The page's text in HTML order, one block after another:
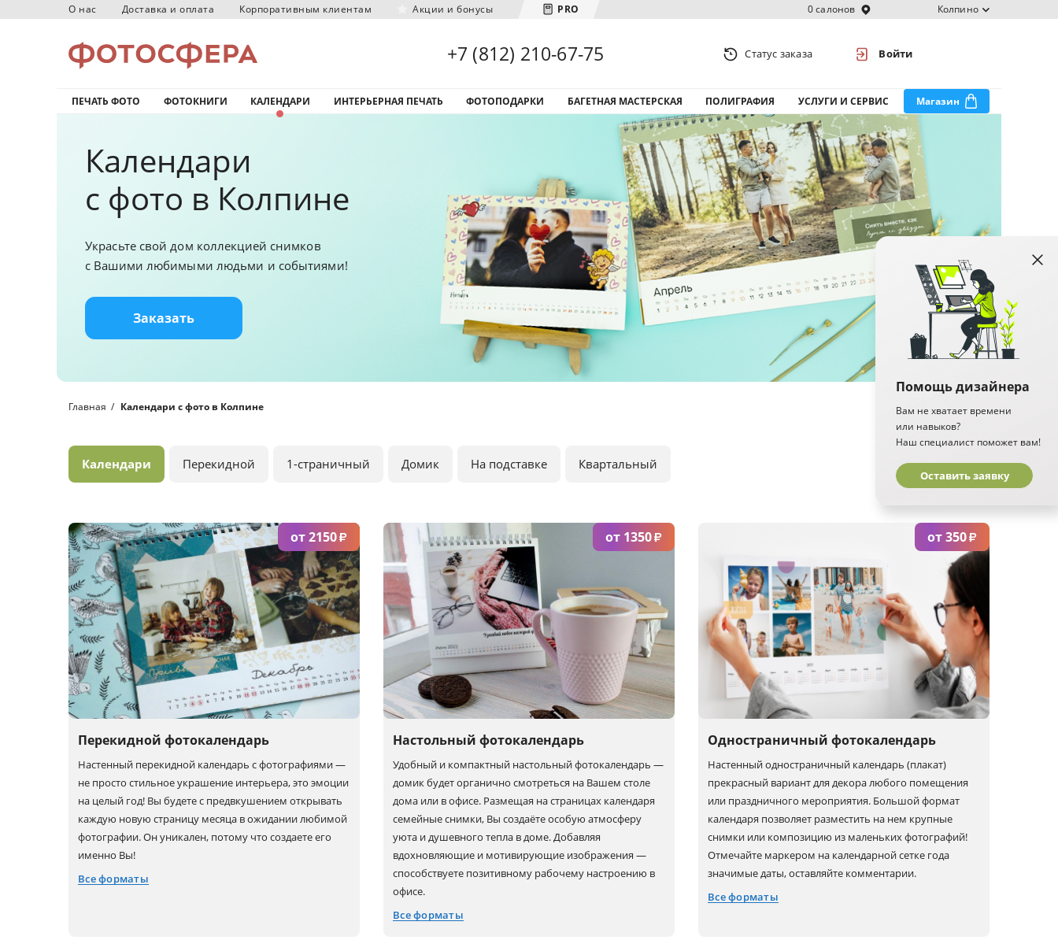
О нас Доставка и оплата Корпоративным клиентам Акции и бонусы PRO 0 салонов Колпино
Загрузка городов...
+7 (812) 210-67-75 Статус заказа Войти
ПЕЧАТЬ ФОТО ФОТОКНИГИ КАЛЕНДАРИ ИНТЕРЬЕРНАЯ ПЕЧАТЬ ФОТОПОДАРКИ БАГЕТНАЯ МАСТЕРСКАЯ ПОЛИГРАФИЯ УСЛУГИ И СЕРВИС Магазин
Помощь дизайнера
Вам не хватает времени
или навыков?
Наш специалист поможет вам!
Оставить заявку
Календари
с фото в Колпине
Украсьте свой дом коллекцией снимков
с Вашими любимыми людьми и событиями!
Заказать
Срок
изготовления
Главная Календари с фото в Колпине
Календари Перекидной 1-страничный Домик На подставке Квартальный
Перекидной фотокалендарь
от 2150₽
Настенный перекидной календарь с фотографиями —
не просто стильное украшение интерьера, это эмоции
на целый год! Вы будете с предвкушением открывать
каждую новую страницу месяца в ожидании любимой
фотографии. Он уникален, потому что создаете его
именно Вы!
Все форматы
Настольный фотокалендарь
от 1350₽
Удобный и компактный настольный фотокалендарь —
домик будет органично смотреться на Вашем столе
дома или в офисе. Размещая на страницах календаря
семейные снимки, Вы создаёте особую атмосферу
уюта и душевного тепла в доме. Добавляя
вдохновляющие и мотивирующие изображения —
способствуете позитивному рабочему настроению в
офисе.
Все форматы
Одностраничный фотокалендарь
от 350₽
Настенный одностраничный календарь (плакат)
прекрасный вариант для декора любого помещения
или праздничного мероприятия. Большой формат
календаря позволяет разместить на нем крупные
снимки или композицию из маленьких фотографий!
Отмечайте маркером на календарной сетке года
значимые даты, оставляйте комментарии.
Все форматы